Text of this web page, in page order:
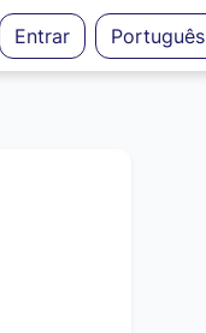
Entrar Português